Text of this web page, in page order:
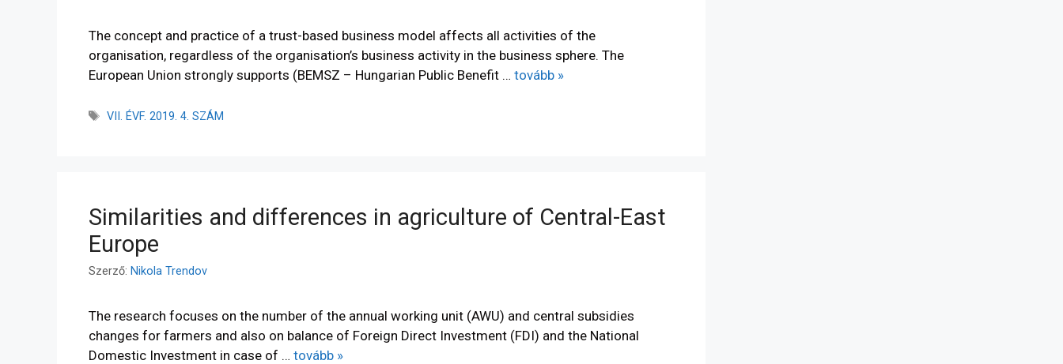
The concept and practice of a trust-based business model affects all activities of the
organisation, regardless of the organisation’s business activity in the business sphere. The
European Union strongly supports (BEMSZ – Hungarian Public Benefit … tovább »
VII. ÉVF. 2019. 4. SZÁM
Similarities and differences in agriculture of Central-East
Europe
Szerző: Nikola Trendov
The research focuses on the number of the annual working unit (AWU) and central subsidies
changes for farmers and also on balance of Foreign Direct Investment (FDI) and the National
Domestic Investment in case of … tovább »